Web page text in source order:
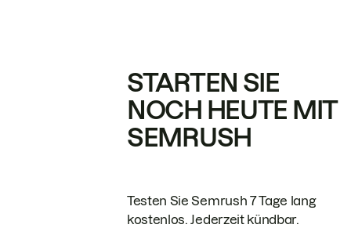
STARTEN SIE
NOCH HEUTE MIT
SEMRUSH
Testen Sie Semrush 7 Tage lang
kostenlos. Jederzeit kündbar.